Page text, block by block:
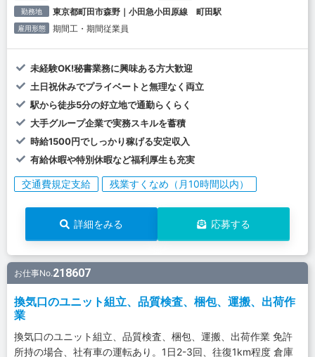
勤務地 東京都町田市森野｜小田急小田原線 町田駅
雇用形態 期間工・期間従業員
未経験OK!秘書業務に興味ある方大歓迎
土日祝休みでプライベートと無理なく両立
駅から徒歩5分の好立地で通勤らくらく
大手グループ企業で実務スキルを蓄積
時給1500円でしっかり稼げる安定収入
有給休暇や特別休暇など福利厚生も充実
交通費規定支給 残業すくなめ（月10時間以内）
詳細をみる 応募する
お仕事No.218607
換気口のユニット組立、品質検査、梱包、運搬、出荷作
業
換気口のユニット組立、品質検査、梱包、運搬、出荷作業 免許
所持の場合、社有車の運転あり。1日2-3回、往復1km程度 倉庫